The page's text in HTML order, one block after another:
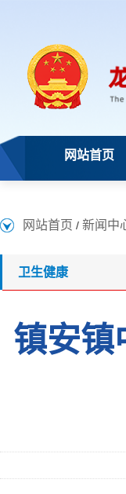
网站首页
网站首页 / 新闻中
卫生健康
镇安镇